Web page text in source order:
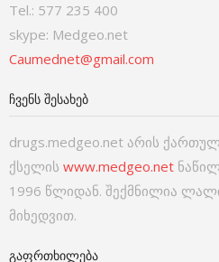
Tel.: 577 235 400
skype: Medgeo.net
Caumednet@gmail.com
ᲩᲕᲔᲜᲡ ᲨᲔᲡᲐᲮᲔᲑ
drugs.medgeo.net არის
ქსელის www.medgeo.net
1996 წლიდან. შექმნილია
მიხედვით.
ᲒᲐᲤᲠᲗᲮᲘᲚᲔᲑᲐ